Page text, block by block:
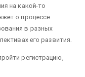
на какой-то
о процессе
в разных
его развития.
регистрацию,